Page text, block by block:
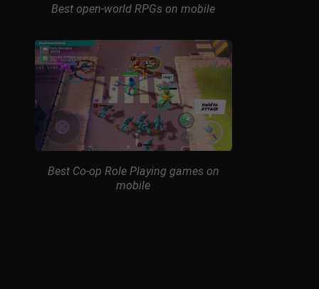
Best open-world RPGs on mobile
Best Co-op Role Playing games on
mobile